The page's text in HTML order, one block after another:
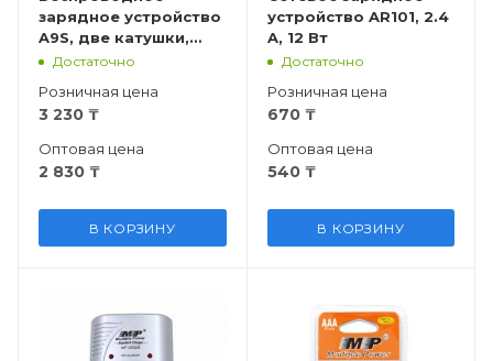
зарядное устройство
A9S, две катушки,
чёрная
Достаточно
Розничная цена
3 230 ₸
Оптовая цена
2 830 ₸
В КОРЗИНУ
устройство AR101, 2.4
A, 12 Вт
Достаточно
Розничная цена
670₸
Оптовая цена
540₸
В КОРЗИНУ